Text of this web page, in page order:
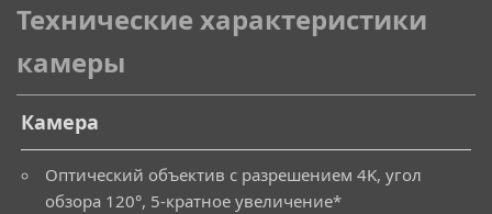
Технические характеристики
камеры
Камера
Оптический объектив с разрешением 4K, угол
обзора 120°, 5-кратное увеличение*